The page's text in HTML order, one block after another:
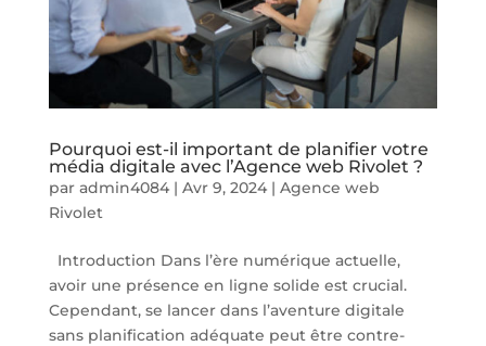
Pourquoi est-il important de planifier votre
média digitale avec l’Agence web Rivolet ?
par admin4084| Avr 9, 2024| Agence web
Rivolet
Introduction Dans l’ère numérique actuelle,
avoir une présence en ligne solide est crucial.
Cependant, se lancer dans l’aventure digitale
sans planification adéquate peut être contre-